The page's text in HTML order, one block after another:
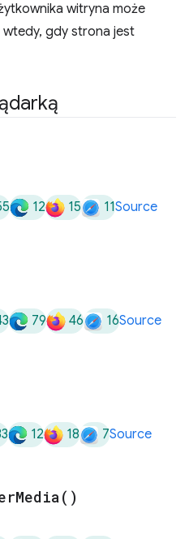
witryna może
gdy strona jest
12 15 11Source
79 46 16Source
12 18 7Source
Media( )